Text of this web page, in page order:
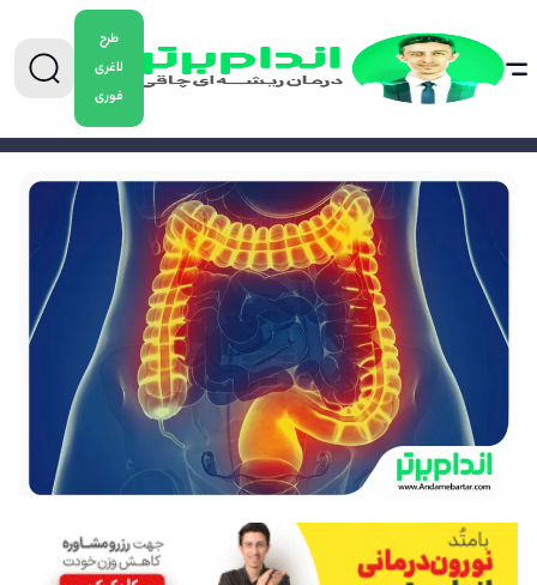
طرح
لاغری
فوری
0904-5478882